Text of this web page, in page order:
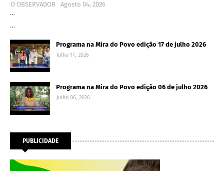
O OBSERVADOR
Agosto 04, 2026
…
…
Programa na Mira do Povo edição 17 de julho 2026
Julho 17, 2026
Programa na Mira do Povo edição 06 de julho 2026
Julho 06, 2026
PUBLICIDADE